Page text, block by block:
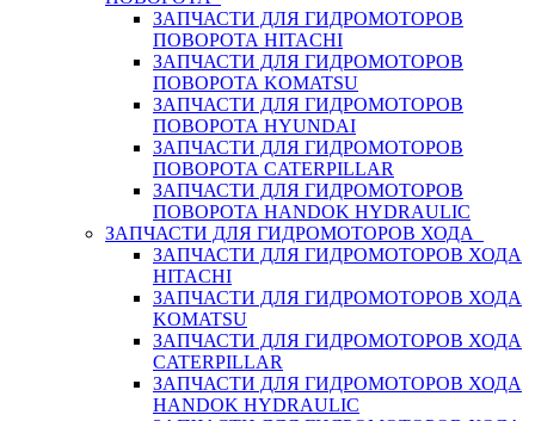
ЗАПЧАСТИ ДЛЯ ГИДРОМОТОРОВ
ПОВОРОТА HITACHI
ЗАПЧАСТИ ДЛЯ ГИДРОМОТОРОВ
ПОВОРОТА KOMATSU
ЗАПЧАСТИ ДЛЯ ГИДРОМОТОРОВ
ПОВОРОТА HYUNDAI
ЗАПЧАСТИ ДЛЯ ГИДРОМОТОРОВ
ПОВОРОТА CATERPILLAR
ЗАПЧАСТИ ДЛЯ ГИДРОМОТОРОВ
ПОВОРОТА HANDOK HYDRAULIC
ЗАПЧАСТИ ДЛЯ ГИДРОМОТОРОВ ХОДА
ЗАПЧАСТИ ДЛЯ ГИДРОМОТОРОВ ХОДА
HITACHI
ЗАПЧАСТИ ДЛЯ ГИДРОМОТОРОВ ХОДА
KOMATSU
ЗАПЧАСТИ ДЛЯ ГИДРОМОТОРОВ ХОДА
CATERPILLAR
ЗАПЧАСТИ ДЛЯ ГИДРОМОТОРОВ ХОДА
HANDOK HYDRAULIC